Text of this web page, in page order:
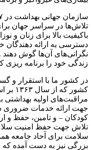
تلاش‌ها در سراسر جهان
باکیفیت بالا برای زنان و
دسترسی به ارائه دهندگان
نگرانی‌های آن‌ها گوش دهند و
زندگی خود را برنامه
در کشور ما با استقرار و
کشور
مراقبت‌های اولیه
جهت ارائه خدمات ضروری
کودکان – و تامین، حفظ و
تلاش جهت حفظ امنیت
سلامت برای آحاد جامعه
بزرگی نیز به دست آمده